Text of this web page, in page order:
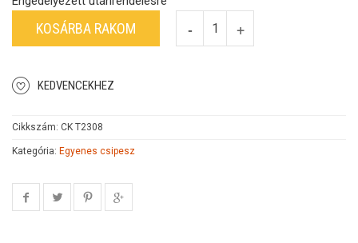
KOSÁRBA RAKOM
KEDVENCEKHEZ
Cikkszám: CK T2308
Kategória: Egyenes csipesz